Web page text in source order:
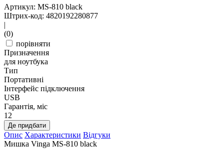
Артикул: MS-810 black
Штрих-код: 4820192280877
|
(0)
порівняти
Призначення
для ноутбука
Тип
Портативні
Інтерфейс підключення
USB
Гарантія, міс
12
Де придбати
Опис Характеристики Відгуки
Мишка Vinga MS-810 black